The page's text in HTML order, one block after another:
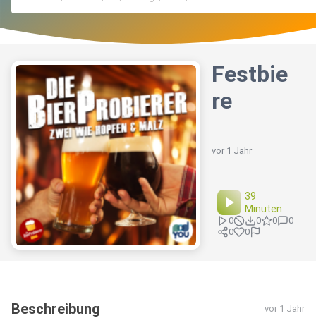
Festbie
re
vor 1 Jahr
39
Minuten
0 0 0
0
0
0
Beschreibung vor 1 Jahr